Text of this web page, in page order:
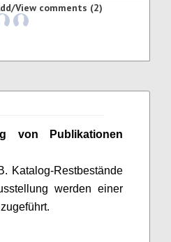
View comments (2)
von Publikationen
Katalog-Restbestände
werden einer